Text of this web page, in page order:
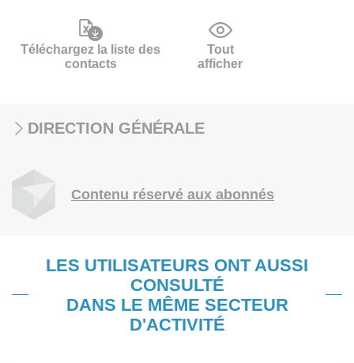
Téléchargez la liste des
contacts
Tout
afficher
DIRECTION GÉNÉRALE
Contenu réservé aux abonnés
LES UTILISATEURS ONT AUSSI
CONSULTÉ
DANS LE MÊME SECTEUR
D'ACTIVITÉ